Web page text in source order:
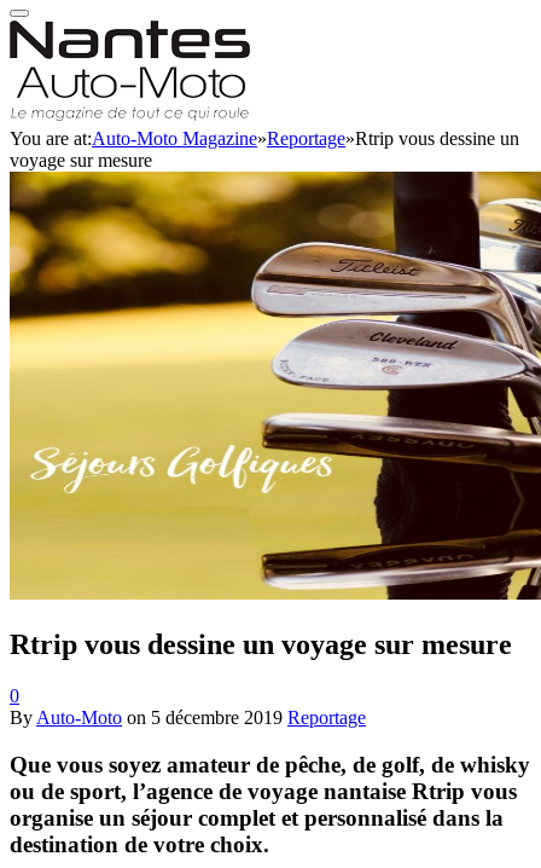
You are at:Auto-Moto Magazine»Reportage»Rtrip vous dessine un
voyage sur mesure
Rtrip vous dessine un voyage sur mesure
0
By Auto-Moto on 5 décembre 2019 Reportage
Que vous soyez amateur de pêche, de golf, de whisky
ou de sport, l’agence de voyage nantaise Rtrip vous
organise un séjour complet et personnalisé dans la
destination de votre choix.